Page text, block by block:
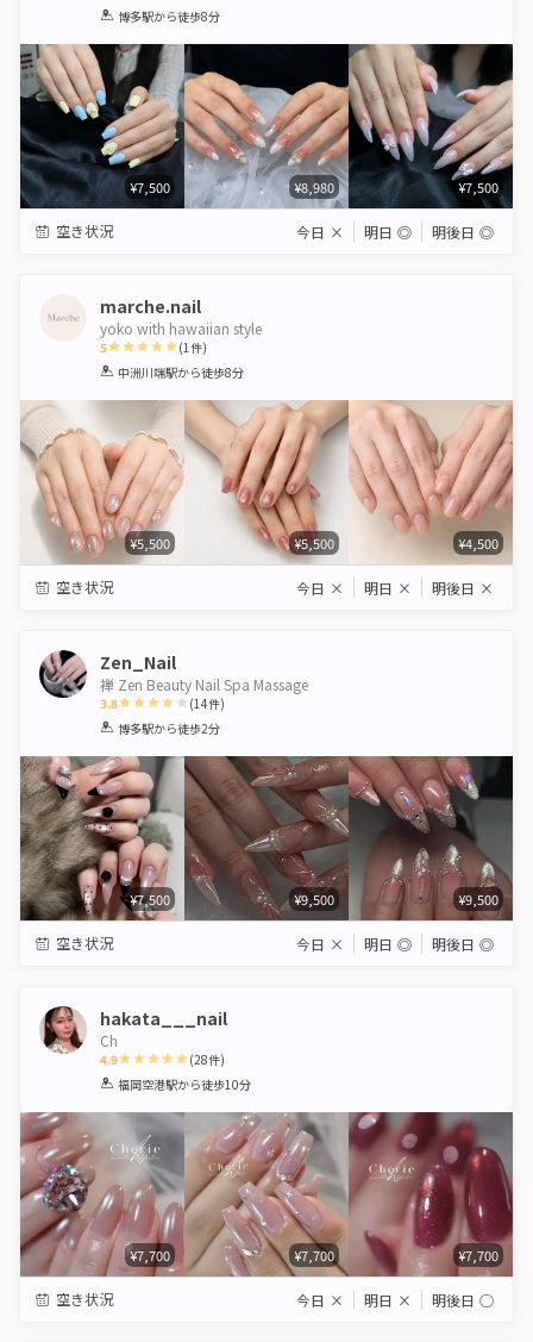
1 2 3 4 5
博多駅から徒歩8分
¥7,500 ¥8,980 ¥7,500
空き状況 今日 × 明日 ◎ 明後日 ◎
marche.nail
yoko with hawaiian style
5
1 2 3 4 5
(1件)
中洲川端駅から徒歩8分
¥5,500 ¥5,500 ¥4,500
空き状況 今日 × 明日 × 明後日 ×
Zen_Nail
禅 Zen Beauty Nail Spa Massage
3.8
1 2 3 4 5
(14件)
博多駅から徒歩2分
¥7,500 ¥9,500 ¥9,500
空き状況 今日 × 明日 ◎ 明後日 ◎
hakata___nail
Ch
4.9
1 2 3 4 5
(28件)
福岡空港駅から徒歩10分
¥7,700 ¥7,700 ¥7,700
空き状況 今日 × 明日 × 明後日 ◯